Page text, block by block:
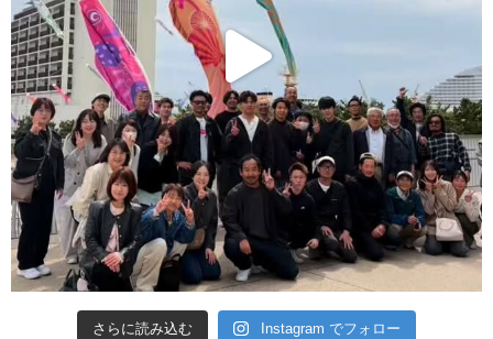
さらに読み込む Instagram でフォロー